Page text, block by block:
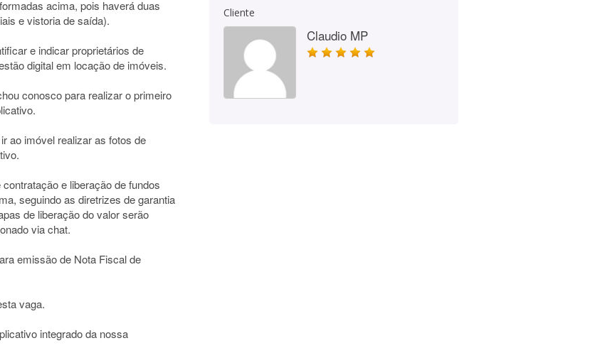
acima, pois haverá duas
e vistoria de saída).
e indicar proprietários de
digital em locação de imóveis.
conosco para realizar o primeiro
ao imóvel realizar as fotos de
e liberação de fundos
seguindo as diretrizes de garantia
de liberação do valor serão
via chat.
emissão de Nota Fiscal de
vaga.
integrado da nossa
Cliente
Claudio MP